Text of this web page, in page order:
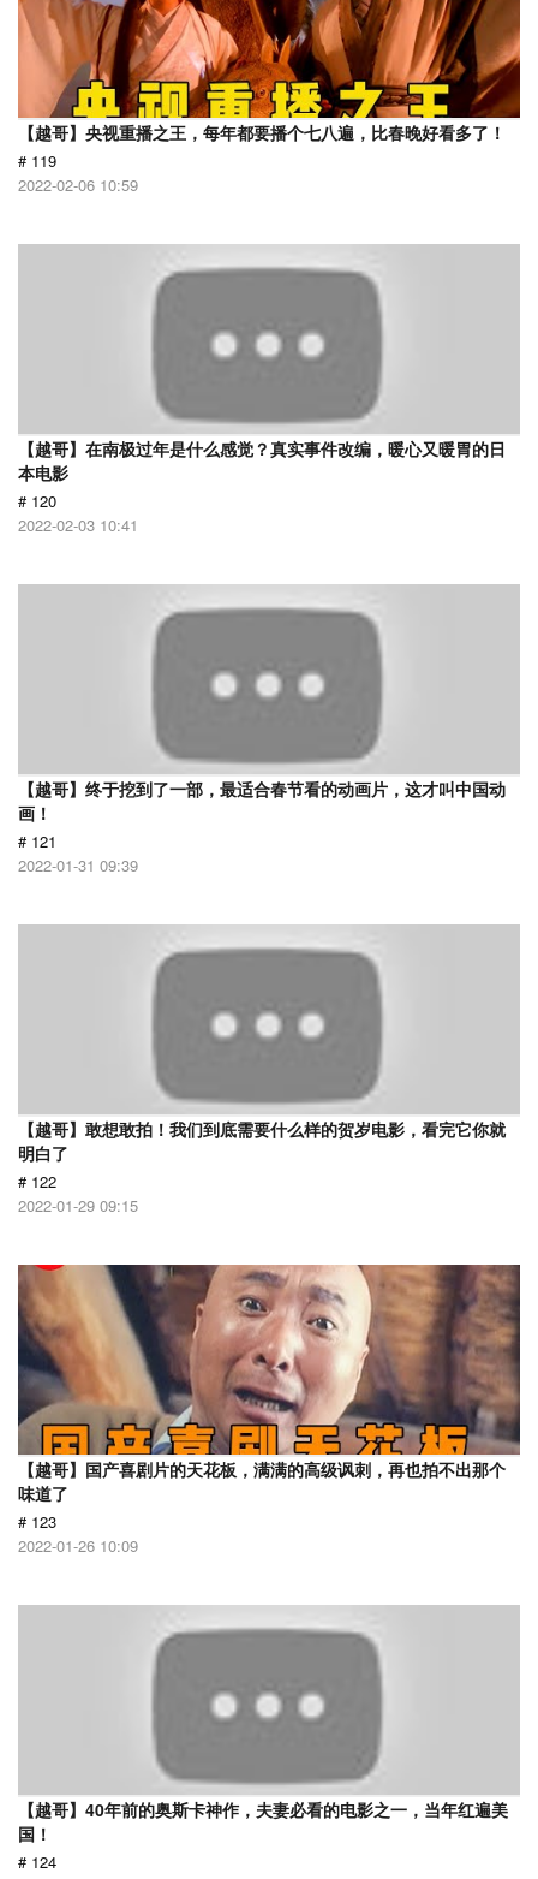
【越哥】央视重播之王，每年都要播个七八遍，比春晚好看多了！
# 119
2022-02-06 10:59
【越哥】在南极过年是什么感觉？真实事件改编，暖心又暖胃的日
本电影
# 120
2022-02-03 10:41
【越哥】终于挖到了一部，最适合春节看的动画片，这才叫中国动
画！
# 121
2022-01-31 09:39
【越哥】敢想敢拍！我们到底需要什么样的贺岁电影，看完它你就
明白了
# 122
2022-01-29 09:15
【越哥】国产喜剧片的天花板，满满的高级讽刺，再也拍不出那个
味道了
# 123
2022-01-26 10:09
【越哥】40年前的奥斯卡神作，夫妻必看的电影之一，当年红遍美
国！
# 124